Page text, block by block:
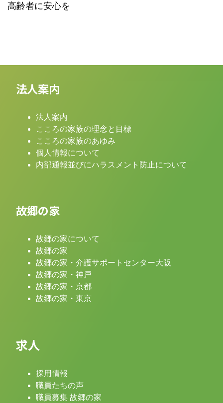
高齢者に安心を
法人案内
法人案内
こころの家族の理念と目標
こころの家族のあゆみ
個人情報について
内部通報並びにハラスメント防止について
故郷の家
故郷の家について
故郷の家
故郷の家・介護サポートセンター大阪
故郷の家・神戸
故郷の家・京都
故郷の家・東京
求人
採用情報
職員たちの声
職員募集 故郷の家